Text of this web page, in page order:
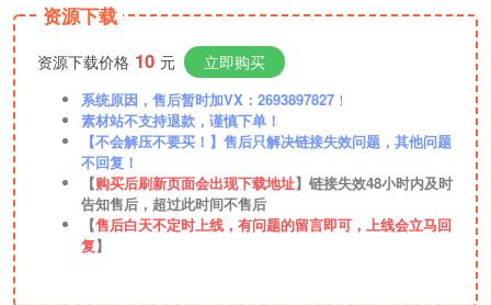
资源下载
资源下载价格 10 元 立即购买
系统原因，售后暂时加VX：2693897827 ！
素材站不支持退款，谨慎下单！
【不会解压不要买！】售后只解决链接失效问题，其他问题
不回复！
【购买后刷新页面会出现下载地址】链接失效48小时内及时
告知售后，超过此时间不售后
【售后白天不定时上线，有问题的留言即可，上线会立马回
复】